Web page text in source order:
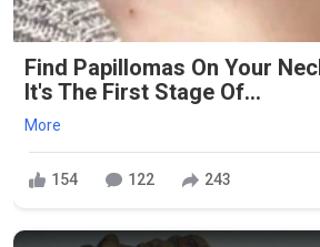
Find Papillomas On Your
It's The First Stage Of...
More
154 122 243